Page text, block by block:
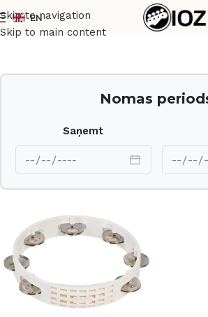
Skip to navigation
Skip to main content
EN
Sākums Perkusijas
Nomas
Saņemt